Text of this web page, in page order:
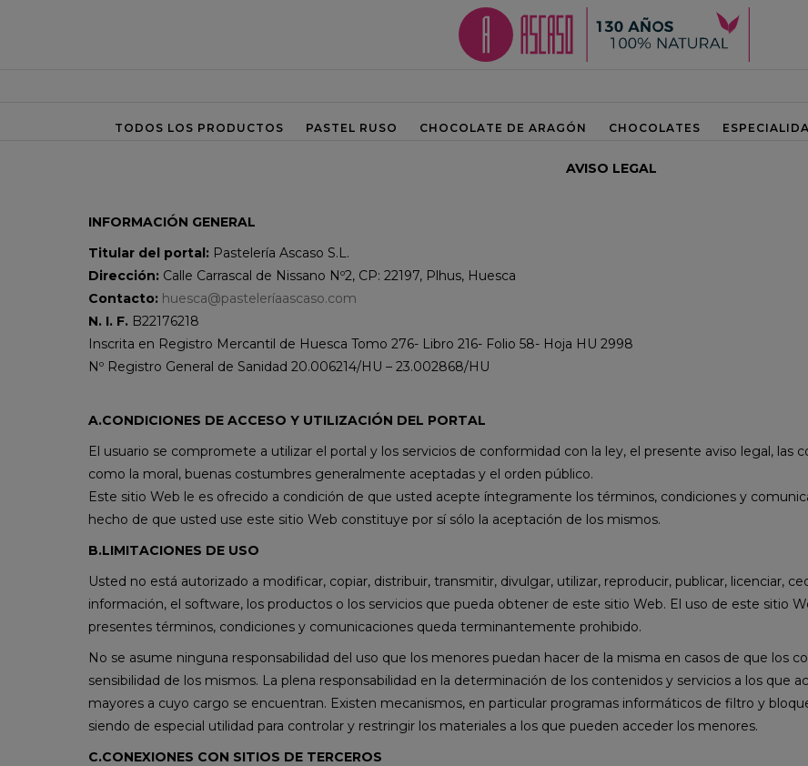
TODOS LOS PRODUCTOS PASTEL RUSO CHOCOLATE DE ARAGÓN CHOCOLATES
AVISO LEGAL
INFORMACIÓN GENERAL
Titular del portal: Pastelería Ascaso S.L.
Dirección: Calle Carrascal de Nissano Nº2, CP: 22197, Plhus, Huesca
Contacto: huesca@pasteleríaascaso.com
N. I. F. B22176218
Inscrita en Registro Mercantil de Huesca Tomo 276- Libro 216- Folio 58- Hoja HU 2998
Nº Registro General de Sanidad 20.006214/HU – 23.002868/HU
A.CONDICIONES DE ACCESO Y UTILIZACIÓN DEL PORTAL
El usuario se compromete a utilizar el portal y los servicios de conformidad con la ley, el presente aviso legal, las
como la moral, buenas costumbres generalmente aceptadas y el orden público.
Este sitio Web le es ofrecido a condición de que usted acepte íntegramente los términos, condiciones y
hecho de que usted use este sitio Web constituye por sí sólo la aceptación de los mismos.
B.LIMITACIONES DE USO
Usted no está autorizado a modificar, copiar, distribuir, transmitir, divulgar, utilizar, reproducir, publicar, licenciar,
información, el software, los productos o los servicios que pueda obtener de este sitio Web. El uso de este sitio
presentes términos, condiciones y comunicaciones queda terminantemente prohibido.
No se asume ninguna responsabilidad del uso que los menores puedan hacer de la misma en casos de que los
sensibilidad de los mismos. La plena responsabilidad en la determinación de los contenidos y servicios a los que
mayores a cuyo cargo se encuentran. Existen mecanismos, en particular programas informáticos de filtro y
siendo de especial utilidad para controlar y restringir los materiales a los que pueden acceder los menores.
C.CONEXIONES CON SITIOS DE TERCEROS